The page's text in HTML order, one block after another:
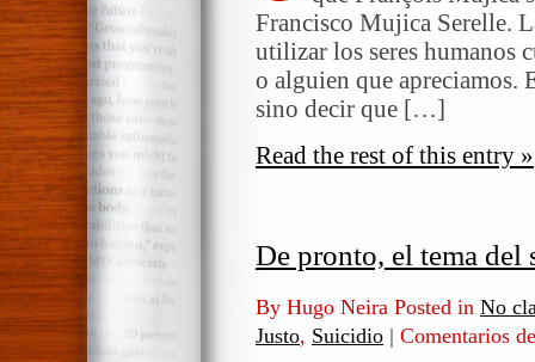
Francisco Mujica Serelle.
utilizar los seres humanos
o alguien que apreciamos.
sino decir que […]
Read the rest of this entry »
De pronto, el tema del
By Hugo Neira Posted in No
Justo, Suicidio | Comentarios